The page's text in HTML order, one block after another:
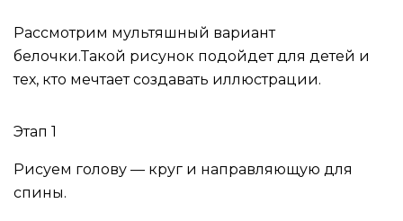
Рассмотрим мультяшный вариант
белочки.Такой рисунок подойдет для детей и
тех, кто мечтает создавать иллюстрации.
Этап 1
Рисуем голову — круг и направляющую для
спины.